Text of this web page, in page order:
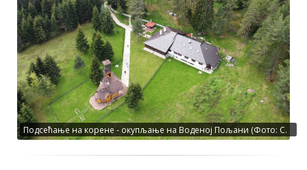
Подсећање на корене - окупљање на Воденој Пољани (Фото: С.